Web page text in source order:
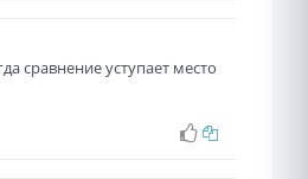
сравнение уступает место